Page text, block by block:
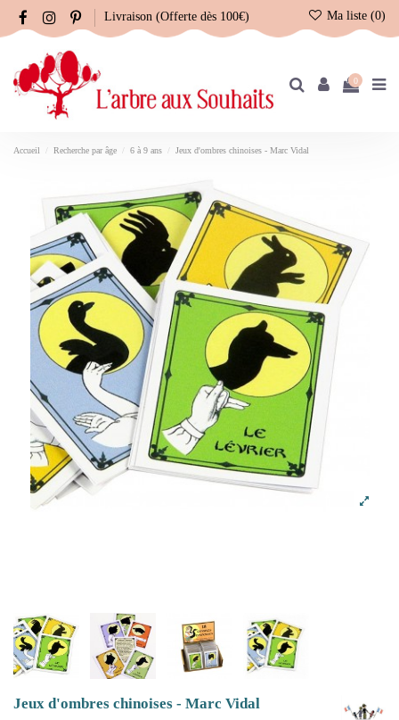
Livraison (Offerte dès 100€) Ma liste (0)
0
Accueil Recherche par âge 6 à 9 ans Jeux d'ombres chinoises - Marc Vidal
Jeux d'ombres chinoises - Marc Vidal